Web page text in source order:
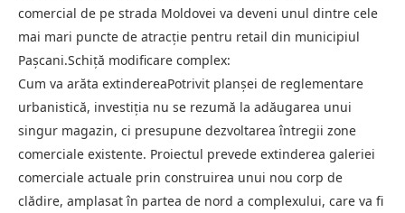
comercial de pe strada Moldovei va deveni unul dintre cele
mai mari puncte de atracție pentru retail din municipiul
Pașcani.Schiță modificare complex:
Cum va arăta extindereaPotrivit planșei de reglementare
urbanistică, investiția nu se rezumă la adăugarea unui
singur magazin, ci presupune dezvoltarea întregii zone
comerciale existente. Proiectul prevede extinderea galeriei
comerciale actuale prin construirea unui nou corp de
clădire, amplasat în partea de nord a complexului, care va fi